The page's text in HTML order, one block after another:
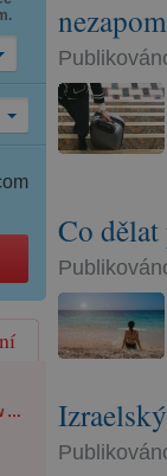
MEGA! Letenky z Prahy do New Yorku od 7 990 ...
Co